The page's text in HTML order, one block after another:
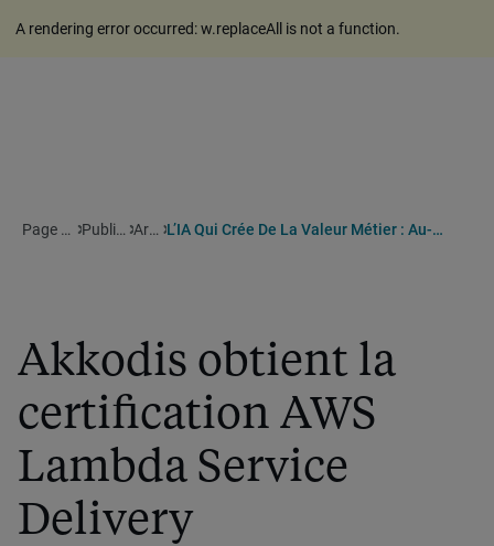
A rendering error occurred:w.replaceAll is not a function.
Page d'accueil Publications Articles L’IA Qui Crée De La Valeur Métier : Au-Delà Du POC, La Réalité Du Terrain
Akkodis obtient la
certification AWS
Lambda Service
Delivery